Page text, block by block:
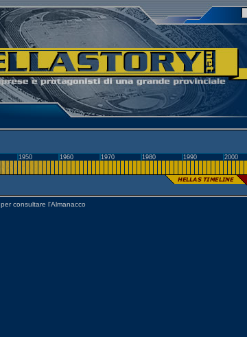
1950 1960 1970 1980 1990 2000
per consultare l'Almanacco